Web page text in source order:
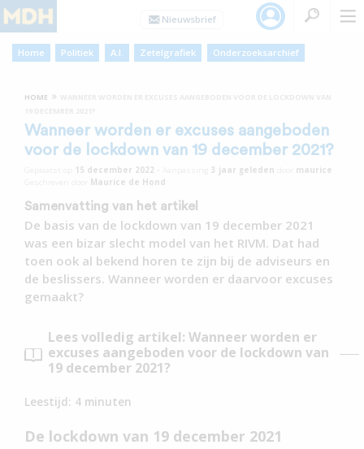
Home Politiek A.I. Zetelgrafiek Onderzoeksarchief
HOME »
Wanneer worden er excuses aangeboden
voor de lockdown van 19 december 2021?
15 december 2022 3 jaar geleden
maurice
Maurice de Hond
Samenvatting van het artikel
De basis van de lockdown van 19 december 2021
was een bizar slecht model van het RIVM. Dat had
toen ook al bekend horen te zijn bij de adviseurs en
de beslissers. Wanneer worden er daarvoor excuses
gemaakt?
Lees volledig artikel: Wanneer worden er
excuses aangeboden voor de lockdown van
19 december 2021?
Leestijd: 4 minuten
De lockdown van 19 december 2021